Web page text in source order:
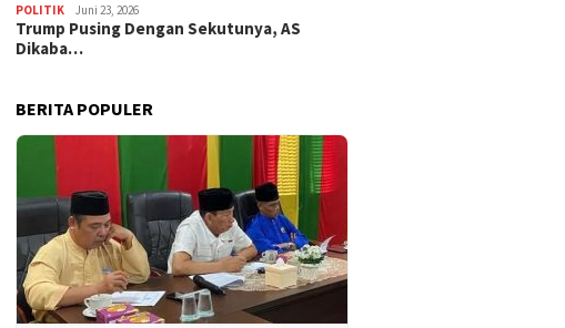
POLITIK Juni 23, 2026
Trump Pusing Dengan Sekutunya, AS
Dikaba…
BERITA POPULER